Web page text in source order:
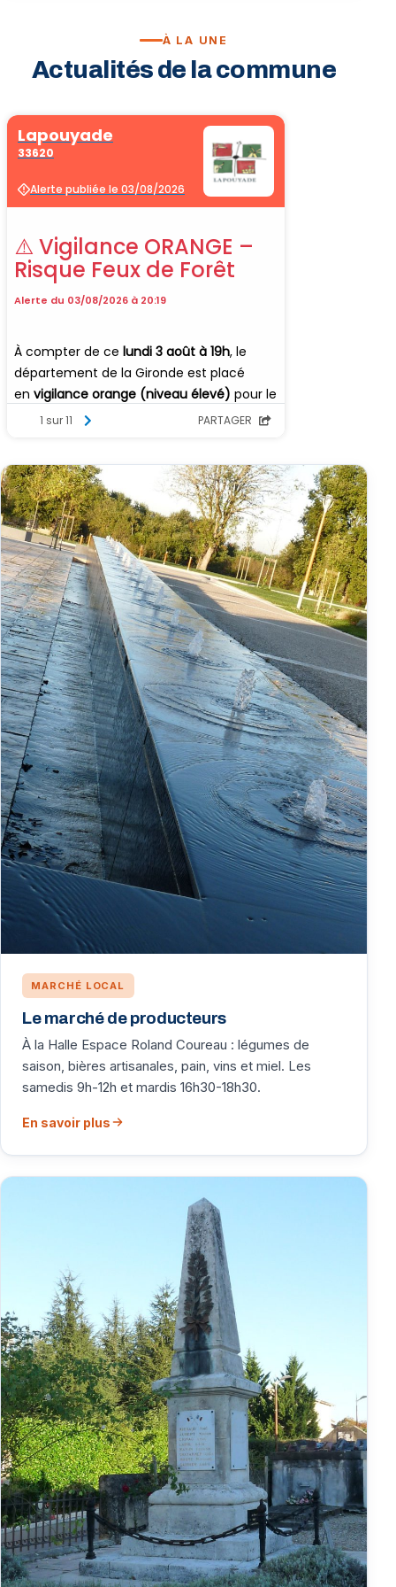
À LA UNE
Actualités de la commune
MARCHÉ LOCAL
Le marché de producteurs
À la Halle Espace Roland Coureau : légumes de
saison, bières artisanales, pain, vins et miel. Les
samedis 9h-12h et mardis 16h30-18h30.
En savoir plus